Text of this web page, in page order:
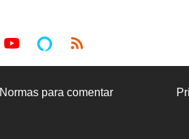
Normas para comentar